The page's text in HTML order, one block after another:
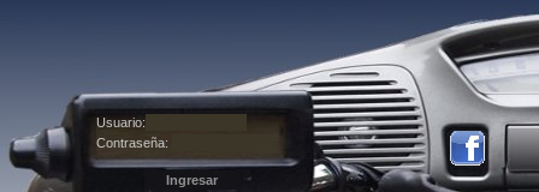
Usuario:
Contraseña: